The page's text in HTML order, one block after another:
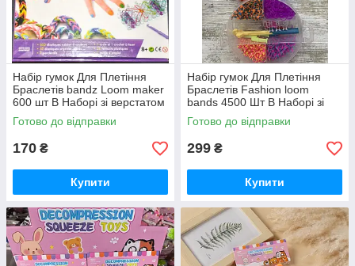
Набір гумок Для Плетіння
Браслетів bandz Loom maker
600 шт В Наборі зі верстатом
Готово до відправки
170 ₴
Купити
Набір гумок Для Плетіння
Браслетів Fashion loom
bands 4500 Шт В Наборі зі
верстатом
Готово до відправки
299 ₴
Купити